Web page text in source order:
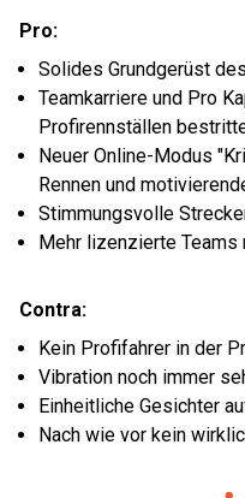
Pro:
Solides Grundgerüst
Teamkarriere und Pro
Profirennställen
Neuer Online-Modus
Rennen und
Stimmungsvolle
Mehr lizenzierte Teams
Contra:
Kein Profifahrer in der
Vibration noch immer
Einheitliche Gesichter
Nach wie vor kein